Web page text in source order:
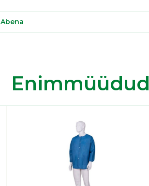
Abena
Enimmüüdud